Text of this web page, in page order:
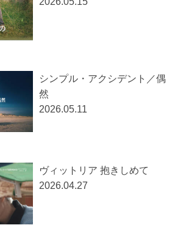
シンプル・アクシデント／偶
然
2026.05.11
ヴィットリア 抱きしめて
2026.04.27